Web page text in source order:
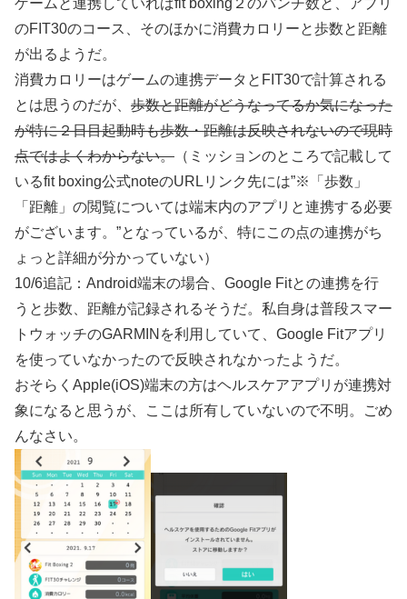
のFIT30のコース、そのほかに消費カロリーと歩数と距離
が出るようだ。
消費カロリーはゲームの連携データとFIT30で計算される
とは思うのだが、 歩数と距離がどうなってるか気になった
が特に２日目起動時も歩数・距離は反映されないので現時
点ではよくわからない。 （ミッションのところで記載して
いるfit boxing公式noteのURLリンク先には”※「歩数」
「距離」の閲覧については端末内のアプリと連携する必要
がございます。”となっているが、特にこの点の連携がち
ょっと詳細が分かっていない）
10/6追記：Android端末の場合、Google Fitとの連携を行
うと歩数、距離が記録されるそうだ。私自身は普段スマー
トウォッチのGARMINを利用していて、Google Fitアプリ
を使っていなかったので反映されなかったようだ。
おそらくApple(iOS)端末の方はヘルスケアアプリが連携対
象になると思うが、ここは所有していないので不明。ごめ
んなさい。